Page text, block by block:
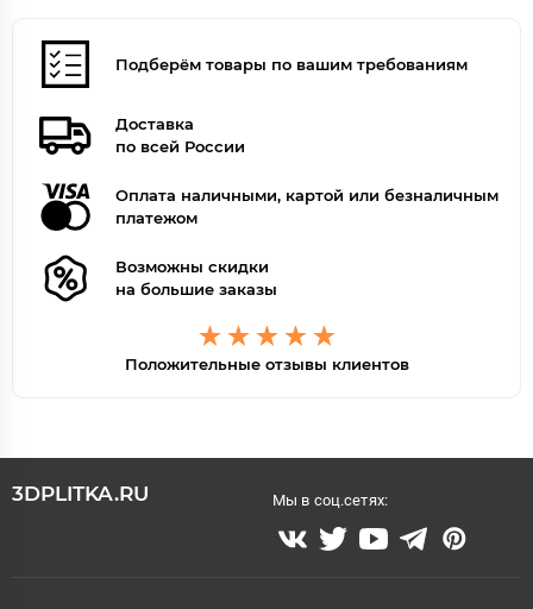
Подберём товары по вашим требованиям
Доставка
по всей России
Оплата наличными, картой или безналичным
платежом
Возможны скидки
на большие заказы
Положительные отзывы клиентов
3DPLITKA.RU Мы в соц.сетях: